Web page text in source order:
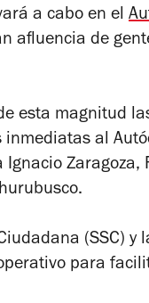
a cabo en el
afluencia de
esta magnitud
al
Zaragoza,
(SSC) y
para